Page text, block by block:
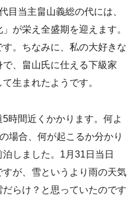
目当主畠山義総の代には、
が栄え全盛期を迎えます。
。ちなみに、私の大好きな
、畠山氏に仕える下級家
生まれたようです。
時間近くかかります。何よ
場合、何が起こるか分かり
しました。1月31日当日
が、雪というより雨の天気
らけ？と思っていたのです